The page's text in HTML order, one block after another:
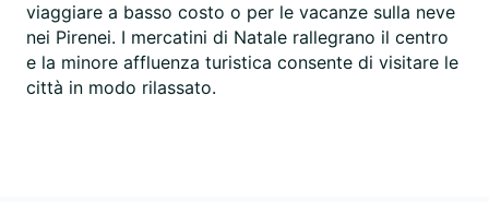
viaggiare a basso costo o per le vacanze sulla neve
nei Pirenei. I mercatini di Natale rallegrano il centro
e la minore affluenza turistica consente di visitare le
città in modo rilassato.